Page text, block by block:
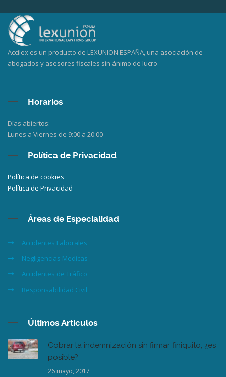
Accilex es un producto de LEXUNION ESPAÑA, una asociación de
abogados y asesores fiscales sin ánimo de lucro
Horarios
Días abiertos:
Lunes a Viernes de 9:00 a 20:00
Política de Privacidad
Política de cookies
Política de Privacidad
Áreas de Especialidad
Accidentes Laborales
Negligencias Medicas
Accidentes de Tráfico
Responsabilidad Civil
Últimos Artículos
Cobrar la indemnización sin firmar finiquito, ¿es
posible?
26 mayo, 2017